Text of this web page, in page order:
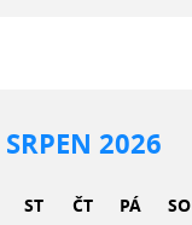
SRPEN 2026
ST ČT PÁ SO